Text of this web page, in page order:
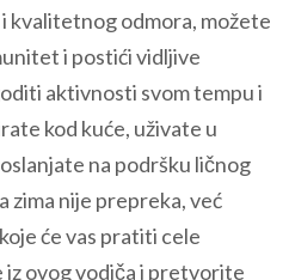
kvalitetnog odmora, možete
i postići vidljive
aktivnosti svom tempu i
kod kuće, uživate u
na podršku ličnog
zima nije prepreka, već
će vas pratiti cele
ovog vodiča i pretvorite